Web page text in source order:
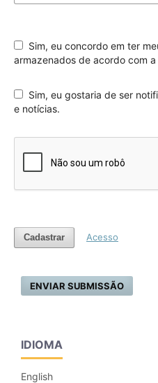
armazenados de acordo com a
e notícias.
Cadastrar Acesso
ENVIAR SUBMISSÃO
IDIOMA
English